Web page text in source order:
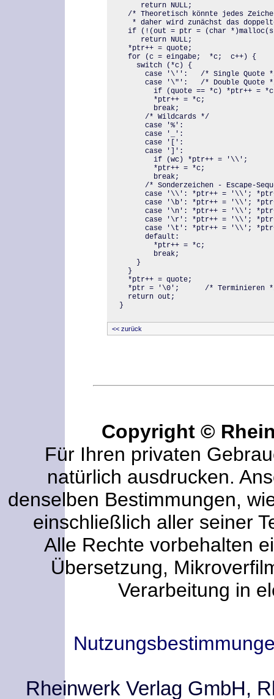
return NULL;
/* Theoretisch könnte jedes
* daher wird zunächst das
if (!(out = ptr = (char
return NULL;
*ptr++ = quote;
for (c = eingabe;  *c;  c++) {
switch (*c) {
case '\'':   /* Single Quote
case '\"':   /* Double Quote
if (quote == *c) *ptr++ =
*ptr++ = *c;
break;
/* Wildcards */
case '%':
case '_':
case '[':
case ']':
if (wc) *ptr++ = '\\';
*ptr++ = *c;
break;
/* Sonderzeichen - Escape-
case '\\': *ptr++ = '\\';
case '\b': *ptr++ = '\\';
case '\n': *ptr++ = '\\';
case '\r': *ptr++ = '\\';
case '\t': *ptr++ = '\\';
default:
*ptr++ = *c;
break;
}
}
*ptr++ = quote;
*ptr = '\0';      /* Terminieren
return out;
}
<< zurück
Copyright ©
Für Ihren privaten
natürlich ausdrucken.
denselben Bestimmungen,
einschließlich aller seiner
Alle Rechte vorbehalten
Übersetzung,
Verarbeitung in
Rheinwerk Verlag GmbH,